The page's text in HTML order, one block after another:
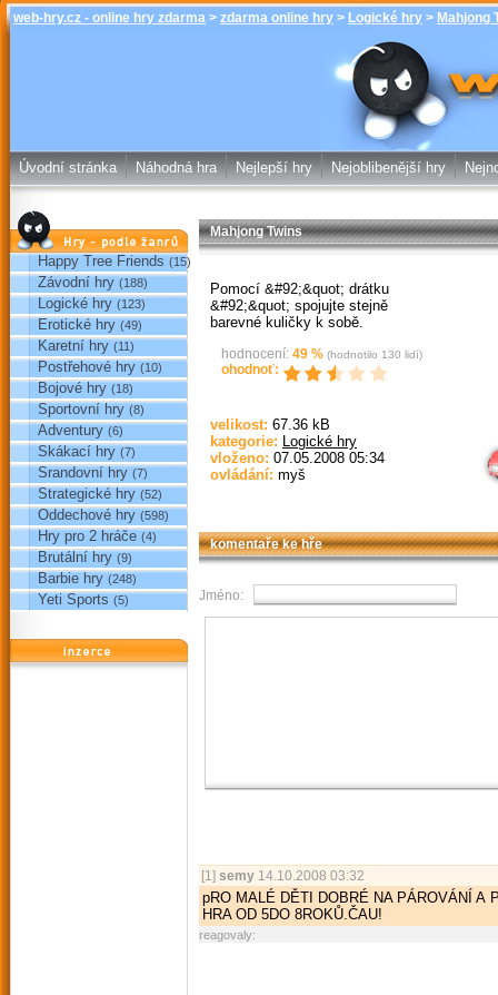
web-hry.cz - online hry zdarma > zdarma online hry > Logické hry > Mahjong
Mahjong
online hry
Úvodní stránka Náhodná hra Nejlepší hry Nejoblibenější hry
Hry podle žánrů
Happy Tree Friends (15)
Závodní hry (188)
Logické hry (123)
Erotické hry (49)
Karetní hry (11)
Postřehové hry (10)
Bojové hry (18)
Sportovní hry (8)
Adventury (6)
Skákací hry (7)
Srandovní hry (7)
Strategické hry (52)
Oddechové hry (598)
Hry pro 2 hráče (4)
Brutální hry (9)
Barbie hry (248)
Yeti Sports (5)
reklama
Mahjong Twins
Pomocí &#92;&quot; drátku
&#92;&quot; spojujte stejně
barevné kuličky k sobě.
hodnocení: 49 % (hodnotilo 130 lidí)
ohodnoť:
velikost: 67.36 kB
kategorie: Logické hry
vloženo: 07.05.2008 05:34
ovládání: myš
komentaře ke hře
Jméno:
[1] semy 14.10.2008 03:32
pRO MALÉ DĚTI DOBRÉ NA PÁROVÁNÍ A
HRA OD 5DO 8ROKŮ.ČAU!
reagovaly: